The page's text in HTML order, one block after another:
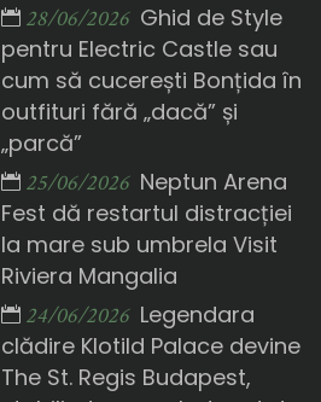
28/06/2026 Ghid de Style
pentru Electric Castle sau
cum să cucerești Bonțida în
outfituri fără „dacă” și
„parcă”
25/06/2026 Neptun Arena
Fest dă restartul distracției
la mare sub umbrela Visit
Riviera Mangalia
24/06/2026 Legendara
clădire Klotild Palace devine
The St. Regis Budapest,